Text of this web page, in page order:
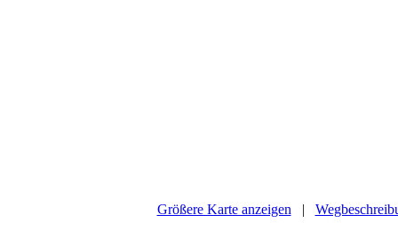
Größere Karte anzeigen|